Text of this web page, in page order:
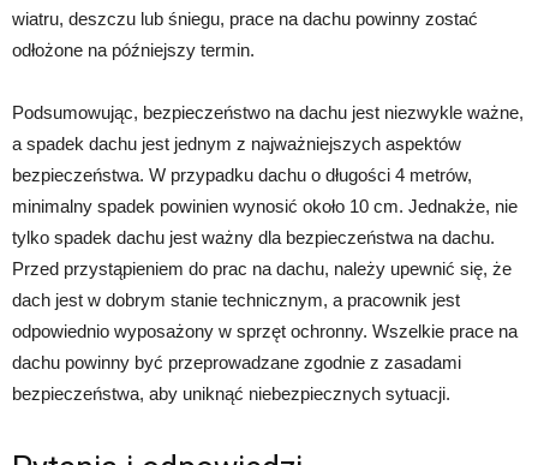
wiatru, deszczu lub śniegu, prace na dachu powinny zostać
odłożone na późniejszy termin.
Podsumowując, bezpieczeństwo na dachu jest niezwykle ważne,
a spadek dachu jest jednym z najważniejszych aspektów
bezpieczeństwa. W przypadku dachu o długości 4 metrów,
minimalny spadek powinien wynosić około 10 cm. Jednakże, nie
tylko spadek dachu jest ważny dla bezpieczeństwa na dachu.
Przed przystąpieniem do prac na dachu, należy upewnić się, że
dach jest w dobrym stanie technicznym, a pracownik jest
odpowiednio wyposażony w sprzęt ochronny. Wszelkie prace na
dachu powinny być przeprowadzane zgodnie z zasadami
bezpieczeństwa, aby uniknąć niebezpiecznych sytuacji.